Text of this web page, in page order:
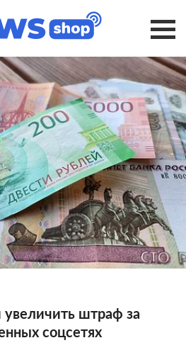
увеличить штраф за
соцсетях